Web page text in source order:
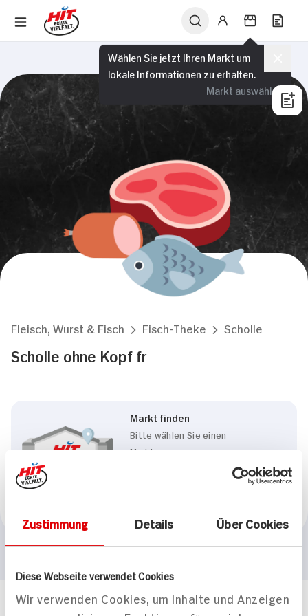
Zustimmung Details Über Cookies
Diese Webseite verwendet Cookies
Wir verwenden Cookies, um Inhalte und Anzeigen
Wählen Sie jetzt Ihren Markt um
lokale Informationen zu erhalten.
Markt auswählen
Fleisch, Wurst & Fisch Fisch-Theke Scholle
Scholle ohne Kopf fr
Markt finden
Bitte wählen Sie einen
Markt aus,
um lokale Informationen zu